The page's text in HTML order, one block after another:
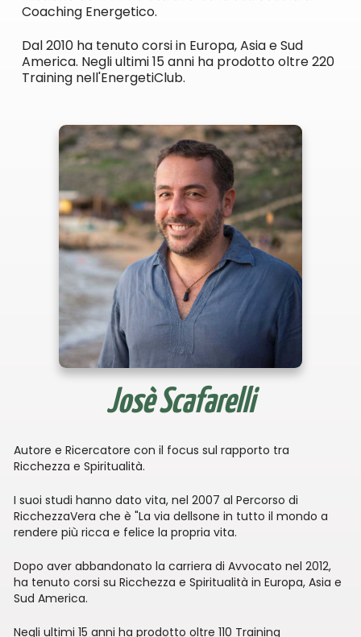
Coaching Energetico.
Dal 2010 ha tenuto corsi in Europa, Asia e Sud
America. Negli ultimi 15 anni ha prodotto oltre 220
Training nell'EnergetiClub.
Josè Scafarelli
Autore e Ricercatore con il focus sul rapporto tra
Ricchezza e Spiritualità.
I suoi studi hanno dato vita, nel 2007 al Percorso di
RicchezzaVera che è "La via dellsone in tutto il mondo a
rendere più ricca e felice la propria vita.
Dopo aver abbandonato la carriera di Avvocato nel 2012,
ha tenuto corsi su Ricchezza e Spiritualità in Europa, Asia e
Sud America.
Negli ultimi 15 anni ha prodotto oltre 110 Training